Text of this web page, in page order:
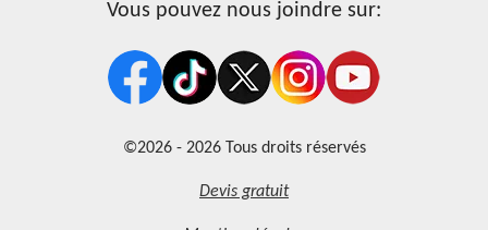
Vous pouvez nous joindre sur:
©2026 - 2026 Tous droits réservés
Devis gratuit